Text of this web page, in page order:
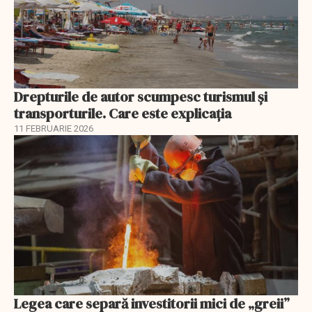
Drepturile de autor scumpesc turismul și
transporturile. Care este explicația
11 FEBRUARIE 2026
Legea care separă investitorii mici de „greii”